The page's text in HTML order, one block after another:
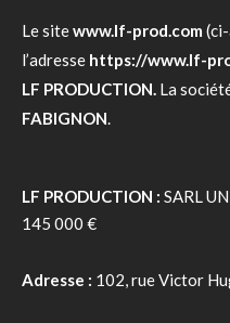
Le sitewww.lf-prod.com
l’adresse https://www.lf-
LF PRODUCTION. La
FABIGNON.
LF PRODUCTION : SARL
145 000 €
Adresse : 102, rue Victor